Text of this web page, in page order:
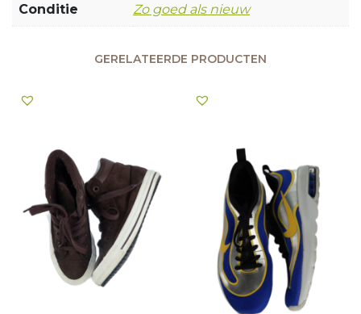
Conditie Zo goed als nieuw
GERELATEERDE PRODUCTEN